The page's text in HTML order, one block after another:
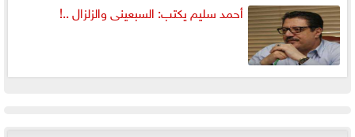
أحمد سليم يكتب: السبعينى والزلزال ..!